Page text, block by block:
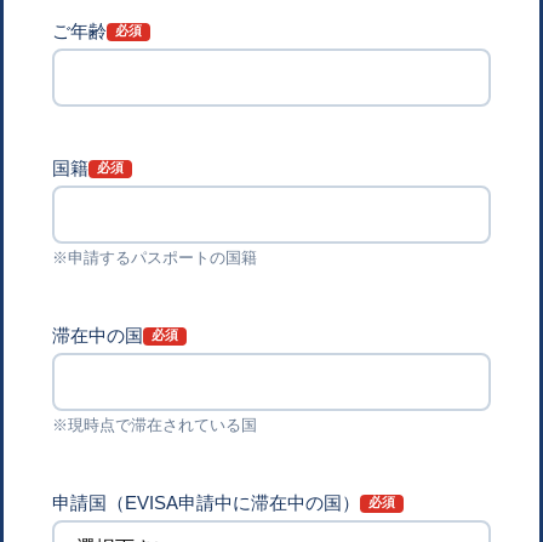
ご年齢
国籍
※申請するパスポートの国籍
滞在中の国
※現時点で滞在されている国
申請国（EVISA申請中に滞在中の国）